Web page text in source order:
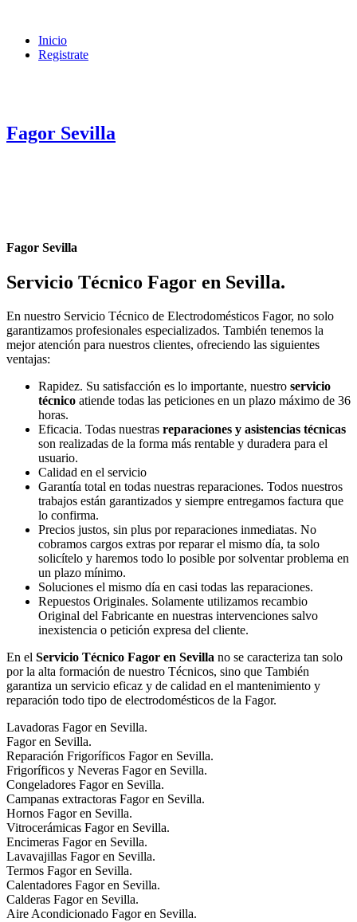
Inicio
Registrate
Fagor Sevilla
Fagor Sevilla
Servicio Técnico Fagor en Sevilla.
En nuestro Servicio Técnico de Electrodomésticos Fagor, no solo
garantizamos profesionales especializados. También tenemos la
mejor atención para nuestros clientes, ofreciendo las siguientes
ventajas:
Rapidez. Su satisfacción es lo importante, nuestro servicio
técnico atiende todas las peticiones en un plazo máximo de 36
horas.
Eficacia. Todas nuestras reparaciones y asistencias técnicas
son realizadas de la forma más rentable y duradera para el
usuario.
Calidad en el servicio
Garantía total en todas nuestras reparaciones. Todos nuestros
trabajos están garantizados y siempre entregamos factura que
lo confirma.
Precios justos, sin plus por reparaciones inmediatas. No
cobramos cargos extras por reparar el mismo día, ta solo
solicítelo y haremos todo lo posible por solventar problema en
un plazo mínimo.
Soluciones el mismo día en casi todas las reparaciones.
Repuestos Originales. Solamente utilizamos recambio
Original del Fabricante en nuestras intervenciones salvo
inexistencia o petición expresa del cliente.
En el Servicio Técnico Fagor en Sevilla no se caracteriza tan solo
por la alta formación de nuestro Técnicos, sino que También
garantiza un servicio eficaz y de calidad en el mantenimiento y
reparación todo tipo de electrodomésticos de la Fagor.
Lavadoras Fagor en Sevilla.
Fagor en Sevilla.
Reparación Frigoríficos Fagor en Sevilla.
Frigoríficos y Neveras Fagor en Sevilla.
Congeladores Fagor en Sevilla.
Campanas extractoras Fagor en Sevilla.
Hornos Fagor en Sevilla.
Vitrocerámicas Fagor en Sevilla.
Encimeras Fagor en Sevilla.
Lavavajillas Fagor en Sevilla.
Termos Fagor en Sevilla.
Calentadores Fagor en Sevilla.
Calderas Fagor en Sevilla.
Aire Acondicionado Fagor en Sevilla.